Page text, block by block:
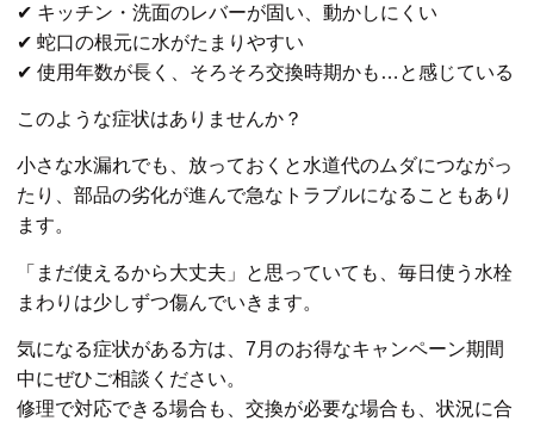
✔ キッチン・洗面のレバーが固い、動かしにくい
✔ 蛇口の根元に水がたまりやすい
✔ 使用年数が長く、そろそろ交換時期かも…と感じている
このような症状はありませんか？
小さな水漏れでも、放っておくと水道代のムダにつながっ
たり、部品の劣化が進んで急なトラブルになることもあり
ます。
「まだ使えるから大丈夫」と思っていても、毎日使う水栓
まわりは少しずつ傷んでいきます。
気になる症状がある方は、7月のお得なキャンペーン期間
中にぜひご相談ください。
修理で対応できる場合も、交換が必要な場合も、状況に合